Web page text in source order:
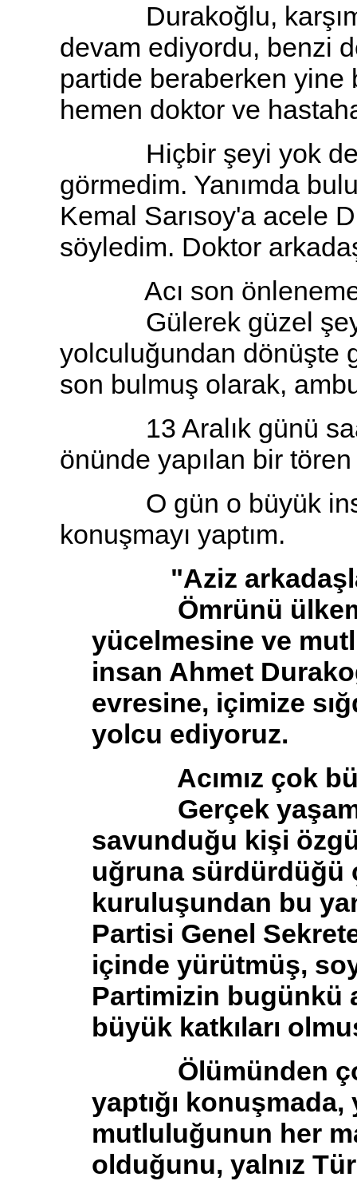
Durakoğlu,
devam ediyordu, benzi
partide beraberken
hemen doktor ve
Hiçbir şeyi yok
görmedim. Yanımda
Kemal Sarısoy'a acele
söyledim. Doktor
Acı son
Gülerek güzel
yolculuğundan dönüşte
son bulmuş olarak,
13 Aralık günü saat
önünde yapılan bir
O gün o büyük
konuşmayı yaptım.
"Aziz
Ömrünü
yücelmesine ve
insan Ahmet
evresine, içimize
yolcu ediyoruz.
Acımız çok
Gerçek
savunduğu kişi
uğruna sürdürdüğü
kuruluşundan bu
Partisi Genel
içinde yürütmüş,
Partimizin bugünkü
büyük katkıları
Ölümünden çok
yaptığı
mutluluğunun her
olduğunu, yalnız